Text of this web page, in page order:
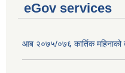
eGov services
आब २०७५/०७६ कार्तिक महिनाको